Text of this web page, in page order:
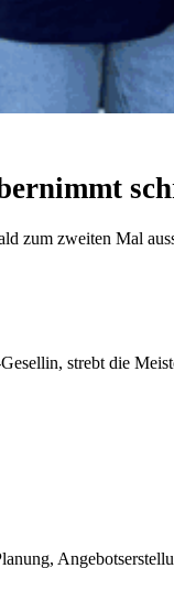
zum zweiten Mal
strebt die